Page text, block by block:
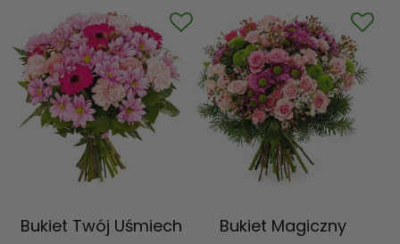
Bukiet Twój Uśmiech Bukiet Magiczny